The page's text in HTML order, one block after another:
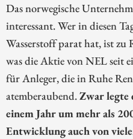
Das norwegische
interessant. Wer in diesen
Wasserstoff parat hat, ist
was die Aktie von NEL seit
für Anleger, die in Ruhe
atemberaubend.Zwar legte
einem Jahr um mehr als
Entwicklung auch von